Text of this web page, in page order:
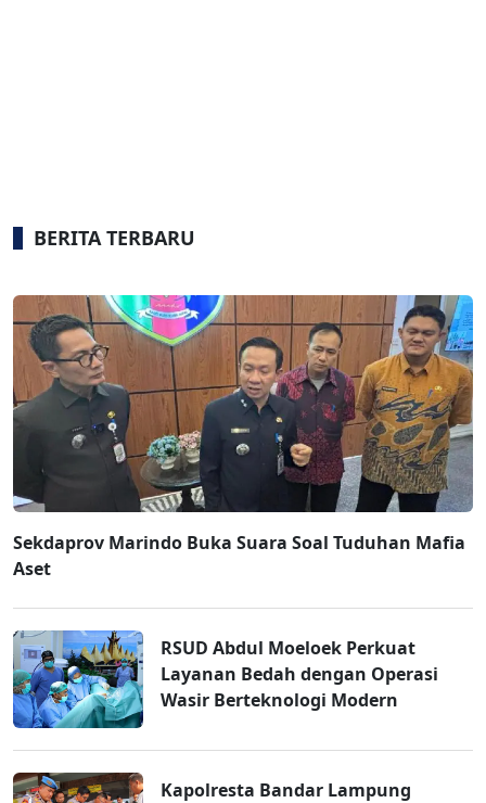
BERITA TERBARU
Sekdaprov Marindo Buka Suara Soal Tuduhan Mafia
Aset
RSUD Abdul Moeloek Perkuat
Layanan Bedah dengan Operasi
Wasir Berteknologi Modern
Kapolresta Bandar Lampung